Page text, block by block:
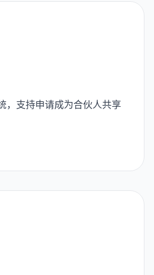
，支持申请成为合伙人共享